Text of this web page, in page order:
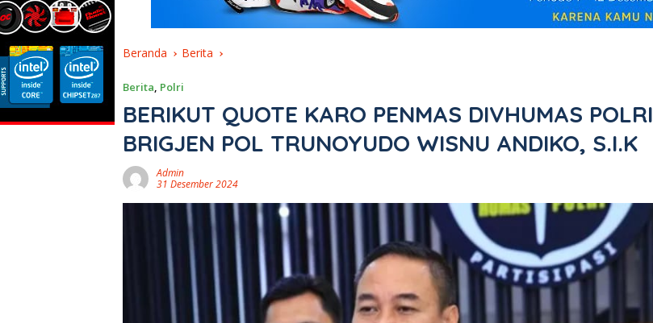
Beranda Berita
Berita, Polri
BERIKUT QUOTE KARO PENMAS DIVHUMAS POLRI
BRIGJEN POL TRUNOYUDO WISNU ANDIKO, S.I.K
Admin
31 Desember 2024